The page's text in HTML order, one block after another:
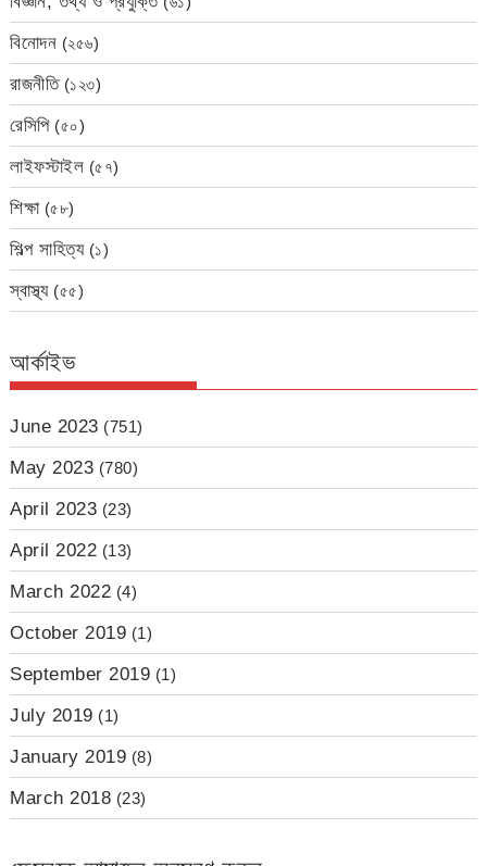
বিনোদন (২৫৬)
রাজনীতি(১২৩)
রেসিপি(৫০)
লাইফস্টাইল (৫৭)
শিক্ষা(৫৮)
শিল্প সাহিত্য(১)
স্বাস্থ্য(৫৫)
আর্কাইভ
June 2023 (751)
May 2023 (780)
April 2023 (23)
April 2022 (13)
March 2022 (4)
October 2019 (1)
September 2019 (1)
July 2019 (1)
January 2019 (8)
March 2018 (23)